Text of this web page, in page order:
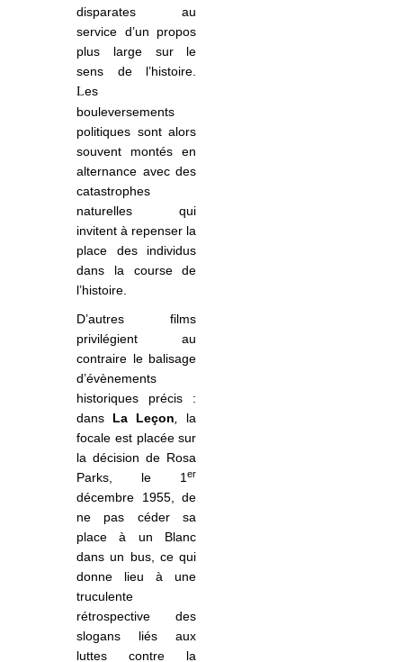
disparates au
service d’un propos
plus large sur le
sens de l’histoire.
Les
bouleversements
politiques sont alors
souvent montés en
alternance avec des
catastrophes
naturelles qui
invitent à repenser la
place des individus
dans la course de
l’histoire.
D’autres films
privilégient au
contraire le balisage
d’évènements
historiques précis :
dans La Leçon
la
focale est placée sur
la décision de Rosa
Parks, le 1er
décembre 1955, de
ne pas céder sa
place à un Blanc
dans un bus, ce qui
donne lieu à une
truculente
rétrospective des
slogans liés aux
luttes contre la